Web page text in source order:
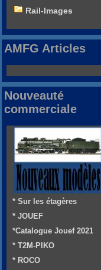
Rail-Images
AMFG Articles
Nouveauté
commerciale
* Sur les étagères
* JOUEF
*Catalogue Jouef 2021
* T2M-PIKO
* ROCO